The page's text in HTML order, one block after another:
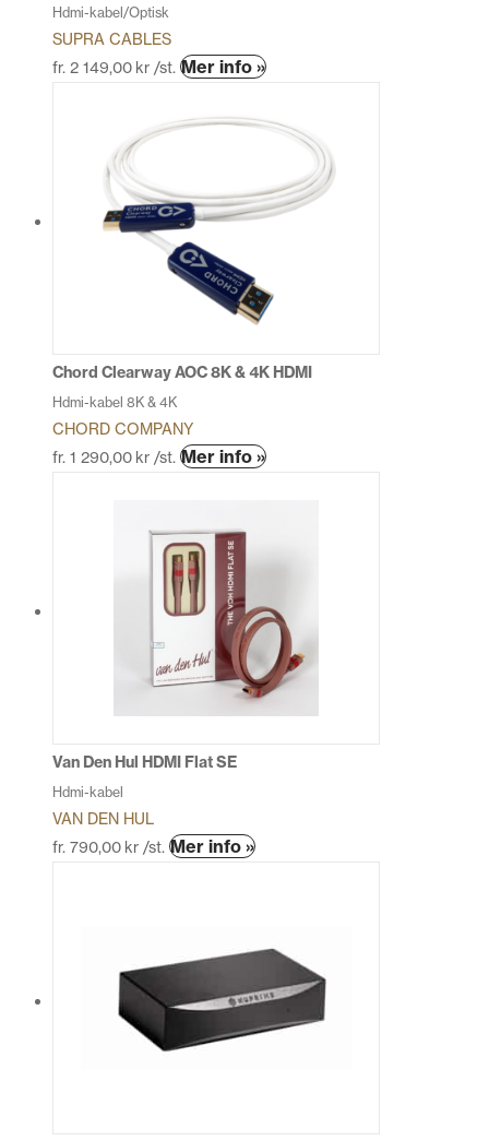
Hdmi-kabel/Optisk
SUPRA CABLES
fr. 2 149,00 kr /st. Mer info »Den
har
varianter.
De
kan
väljas
produktsidan
Chord Clearway AOC 8K & 4K HDMI
Hdmi-kabel 8K & 4K
CHORD COMPANY
fr. 1 290,00 kr /st. Mer info »Den
De
olika
alternativen
kan
väljas
Van Den Hul HDMI Flat SE
Hdmi-kabel
VAN DEN HUL
fr. 790,00 kr /st. Mer info »Den
varianter.
De
olika